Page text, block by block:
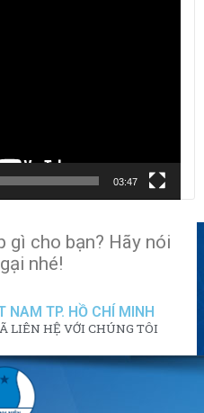
03:47
gì cho bạn? Hãy nói
nhé!
NAM TP. HỒ CHÍ MINH
LIÊN HỆ VỚI CHÚNG TÔI